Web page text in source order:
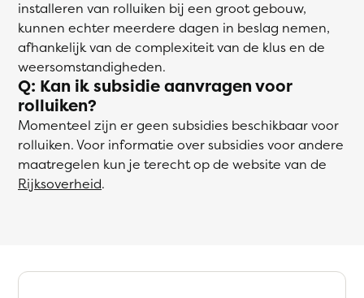
installeren van rolluiken bij een groot gebouw,
kunnen echter meerdere dagen in beslag nemen,
afhankelijk van de complexiteit van de klus en de
weersomstandigheden.
Q: Kan ik subsidie aanvragen voor
rolluiken?
Momenteel zijn er geen subsidies beschikbaar voor
rolluiken. Voor informatie over subsidies voor andere
maatregelen kun je terecht op de website van de
Rijksoverheid.